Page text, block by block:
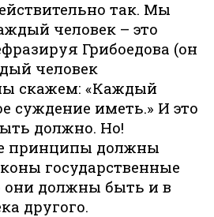
так. Мы
человек – это
Грибоедова (он
человек
скажем: «Каждый
суждение иметь.» И это
должно. Но!
принципы должны
государственные
должны быть и в
другого.